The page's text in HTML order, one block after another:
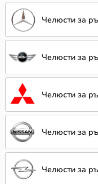
Челюсти за
Челюсти за
Челюсти за
Челюсти за
Челюсти за